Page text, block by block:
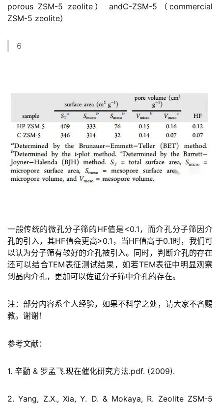
porous ZSM-5 zeolite） andC-ZSM-5（commercial
ZSM-5 zeolite）
6
一般传统的微孔分子筛的HF值是<0.1，而介孔分子筛因介
孔的引入，其HF值会更高>0.1，当HF值高于0.1时，我们可
以认为分子筛有较好的介孔被引入。同时，判断介孔的存在
还可以结合TEM表征测试结果，如若TEM表征中明显观察
到晶内介孔，更加可以佐证分子筛中介孔的存在。
注：部分内容系个人经验，如果不科学之处，请大家不吝赐
教。谢谢！
参考文献：
1. 辛勤 & 罗孟飞.现在催化研究方法.pdf. (2009).
2. Yang, Z.X., Xia, Y. D. & Mokaya, R. Zeolite ZSM-5